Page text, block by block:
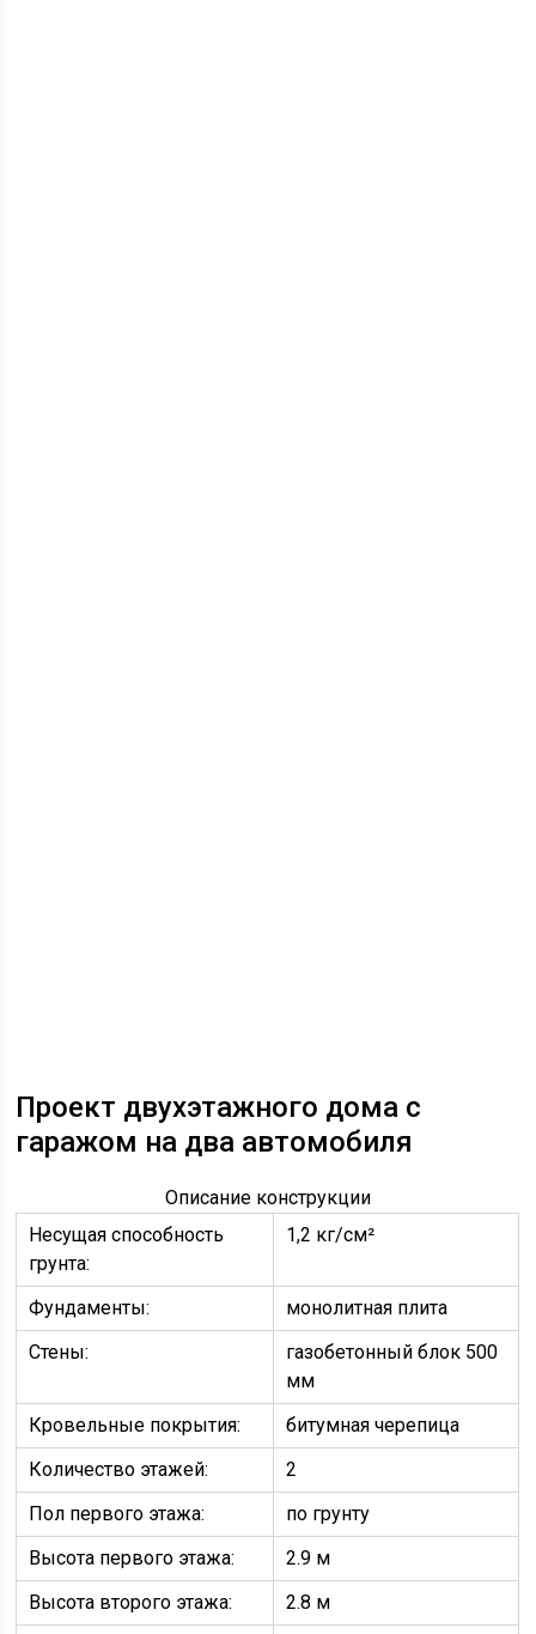
Проект двухэтажного дома с
гаражом на два автомобиля
Описание конструкции
Несущая способность
грунта:
1,2 кг/см²
Фундаменты:
монолитная плита
Стены:
газобетонный блок 500
мм
Кровельные покрытия:
битумная черепица
Количество этажей:
2
Пол первого этажа:
по грунту
Высота первого этажа:
2.9 м
Высота второго этажа:
2.8 м